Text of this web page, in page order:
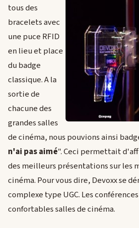
tous des
bracelets avec
une puce RFID
en lieu et place
du badge
classique. A la
sortie de
chacune des
grandes salles
de cinéma, nous pouvions ainsi
n'ai pas aimé". Ceci permettait
des meilleurs présentations sur les
cinéma. Pour vous dire, Devoxx se
complexe type UGC. Les
confortables salles de cinéma.